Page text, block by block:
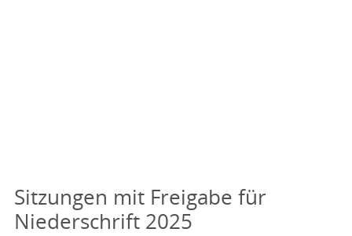
Sitzungen mit Freigabe für
Niederschrift 2025